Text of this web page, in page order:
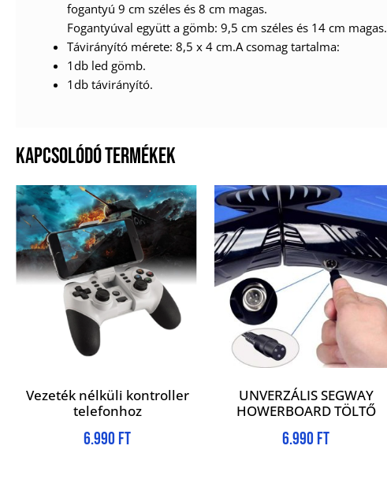
fogantyú 9 cm széles és 8 cm magas.
Fogantyúval együtt a gömb: 9,5 cm széles és 14 cm magas.
Távirányító mérete: 8,5 x 4 cm.A csomag tartalma:
1db led gömb.
1db távirányító.
KAPCSOLÓDÓ TERMÉKEK
Vezeték nélküli kontroller
telefonhoz
6.990 Ft
UNVERZÁLIS SEGWAY
HOWERBOARD TÖLTŐ
6.990 Ft